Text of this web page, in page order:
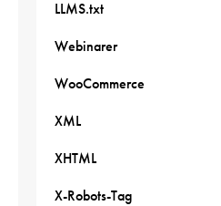
LLMS.txt
Webinarer
WooCommerce
XML
XHTML
X-Robots-Tag